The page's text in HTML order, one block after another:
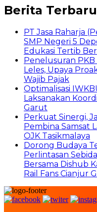
Berita Terbaru
PT Jasa Raharja
SMP Negeri 5
Edukasi Tertib
Penelusuran PKB
Leles, Upaya
Wajib Pajak
Optimalisasi
Laksanakan
Garut
Perkuat Sinergi,
Pembina Samsat
OJK Tasikmalaya
Dorong Budaya
Perlintasan
Bersama Dishub
Rail Fans Cianjur